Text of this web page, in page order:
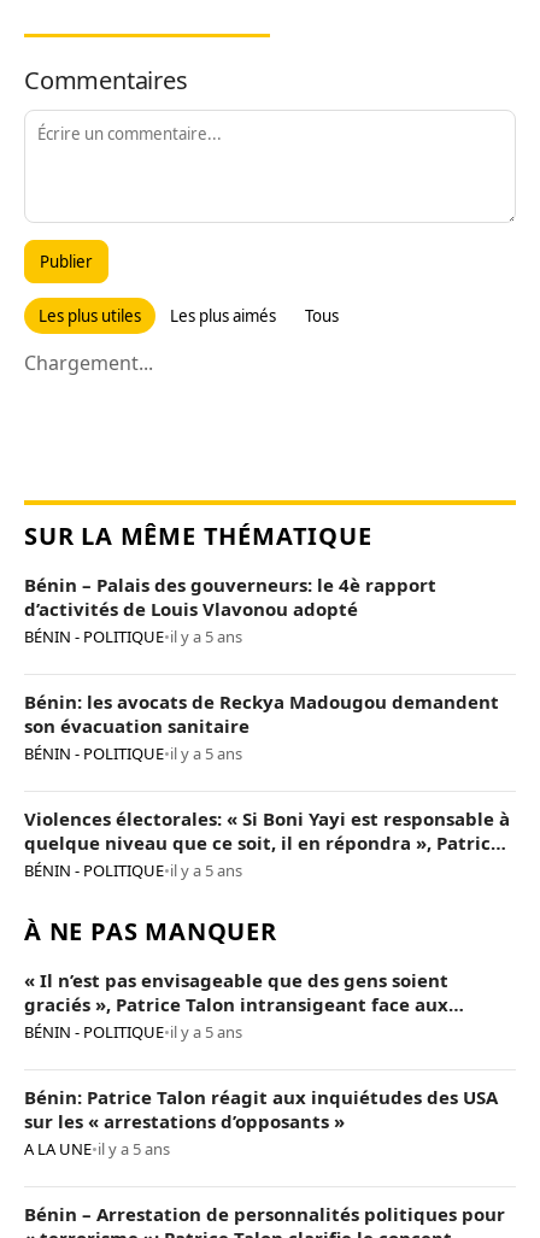
Commentaires
Publier
Les plus utiles Les plus aimés Tous
Chargement...
SUR LA MÊME THÉMATIQUE
Bénin – Palais des gouverneurs: le 4è rapport
d’activités de Louis Vlavonou adopté
BÉNIN - POLITIQUE•il y a 5 ans
Bénin: les avocats de Reckya Madougou demandent
son évacuation sanitaire
BÉNIN - POLITIQUE•il y a 5 ans
Violences électorales: « Si Boni Yayi est responsable à
quelque niveau que ce soit, il en répondra », Patrice
Talon
BÉNIN - POLITIQUE•il y a 5 ans
À NE PAS MANQUER
« Il n’est pas envisageable que des gens soient
graciés », Patrice Talon intransigeant face aux
« opposants terroristes »
BÉNIN - POLITIQUE•il y a 5 ans
Bénin: Patrice Talon réagit aux inquiétudes des USA
sur les « arrestations d’opposants »
A LA UNE•il y a 5 ans
Bénin – Arrestation de personnalités politiques pour